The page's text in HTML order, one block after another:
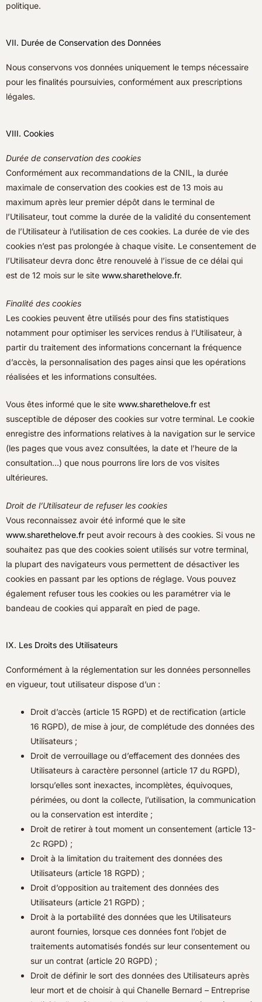
politique.
VII. Durée de Conservation des Données
Nous conservons vos données uniquement le temps nécessaire
pour les finalités poursuivies, conformément aux prescriptions
légales.
VIII. Cookies
Durée de conservation des cookies
Conformément aux recommandations de la CNIL, la durée
maximale de conservation des cookies est de 13 mois au
maximum après leur premier dépôt dans le terminal de
l’Utilisateur, tout comme la durée de la validité du consentement
de l’Utilisateur à l’utilisation de ces cookies. La durée de vie des
cookies n’est pas prolongée à chaque visite. Le consentement de
l’Utilisateur devra donc être renouvelé à l’issue de ce délai qui
est de 12 mois sur le site www.sharethelove.fr.
Finalité des cookies
Les cookies peuvent être utilisés pour des fins statistiques
notamment pour optimiser les services rendus à l’Utilisateur, à
partir du traitement des informations concernant la fréquence
d’accès, la personnalisation des pages ainsi que les opérations
réalisées et les informations consultées.
Vous êtes informé que le site www.sharethelove.fr est
susceptible de déposer des cookies sur votre terminal. Le cookie
enregistre des informations relatives à la navigation sur le service
(les pages que vous avez consultées, la date et l’heure de la
consultation…) que nous pourrons lire lors de vos visites
ultérieures.
Droit de l’Utilisateur de refuser les cookies
Vous reconnaissez avoir été informé que le site
www.sharethelove.fr peut avoir recours à des cookies. Si vous ne
souhaitez pas que des cookies soient utilisés sur votre terminal,
la plupart des navigateurs vous permettent de désactiver les
cookies en passant par les options de réglage. Vous pouvez
également refuser tous les cookies ou les paramétrer via le
bandeau de cookies qui apparaît en pied de page.
IX. Les Droits des Utilisateurs
Conformément à la réglementation sur les données personnelles
en vigueur, tout utilisateur dispose d’un :
Droit d’accès (article 15 RGPD) et de rectification (article
16 RGPD), de mise à jour, de complétude des données des
Utilisateurs ;
Droit de verrouillage ou d’effacement des données des
Utilisateurs à caractère personnel (article 17 du RGPD),
lorsqu’elles sont inexactes, incomplètes, équivoques,
périmées, ou dont la collecte, l’utilisation, la communication
ou la conservation est interdite ;
Droit de retirer à tout moment un consentement (article 13-
2c RGPD) ;
Droit à la limitation du traitement des données des
Utilisateurs (article 18 RGPD) ;
Droit d’opposition au traitement des données des
Utilisateurs (article 21 RGPD) ;
Droit à la portabilité des données que les Utilisateurs
auront fournies, lorsque ces données font l’objet de
traitements automatisés fondés sur leur consentement ou
sur un contrat (article 20 RGPD) ;
Droit de définir le sort des données des Utilisateurs après
leur mort et de choisir à qui Chanelle Bernard – Entreprise